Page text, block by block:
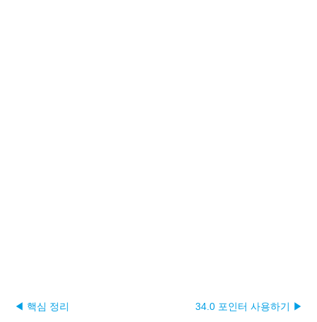
◀ 핵심 정리 34.0 포인터 사용하기 ▶︎